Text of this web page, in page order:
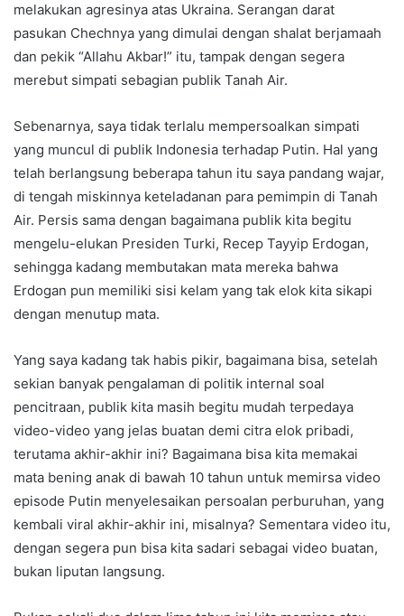
melakukan agresinya atas Ukraina. Serangan darat
pasukan Chechnya yang dimulai dengan shalat berjamaah
dan pekik “Allahu Akbar!” itu, tampak dengan segera
merebut simpati sebagian publik Tanah Air.
Sebenarnya, saya tidak terlalu mempersoalkan simpati
yang muncul di publik Indonesia terhadap Putin. Hal yang
telah berlangsung beberapa tahun itu saya pandang wajar,
di tengah miskinnya keteladanan para pemimpin di Tanah
Air. Persis sama dengan bagaimana publik kita begitu
mengelu-elukan Presiden Turki, Recep Tayyip Erdogan,
sehingga kadang membutakan mata mereka bahwa
Erdogan pun memiliki sisi kelam yang tak elok kita sikapi
dengan menutup mata.
Yang saya kadang tak habis pikir, bagaimana bisa, setelah
sekian banyak pengalaman di politik internal soal
pencitraan, publik kita masih begitu mudah terpedaya
video-video yang jelas buatan demi citra elok pribadi,
terutama akhir-akhir ini? Bagaimana bisa kita memakai
mata bening anak di bawah 10 tahun untuk memirsa video
episode Putin menyelesaikan persoalan perburuhan, yang
kembali viral akhir-akhir ini, misalnya? Sementara video itu,
dengan segera pun bisa kita sadari sebagai video buatan,
bukan liputan langsung.